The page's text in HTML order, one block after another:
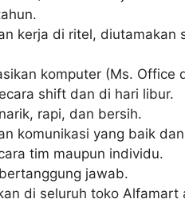
kerja di ritel, diutamakan
komputer (Ms. Office
shift dan di hari libur.
rapi, dan bersih.
komunikasi yang baik
tim maupun individu.
jawab.
di seluruh toko Alfamart